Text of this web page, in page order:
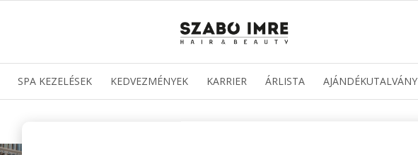
SPA KEZELÉSEK KEDVEZMÉNYEK KARRIER ÁRLISTA AJÁNDÉKUTALVÁNY